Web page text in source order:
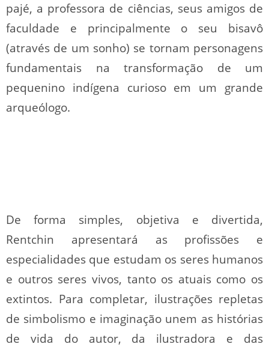
pajé, a professora de ciências, seus amigos de
faculdade e principalmente o seu bisavô
(através de um sonho) se tornam personagens
fundamentais na transformação de um
pequenino indígena curioso em um grande
arqueólogo.
De forma simples, objetiva e divertida,
Rentchin apresentará as profissões e
especialidades que estudam os seres humanos
e outros seres vivos, tanto os atuais como os
extintos. Para completar, ilustrações repletas
de simbolismo e imaginação unem as histórias
de vida do autor, da ilustradora e das